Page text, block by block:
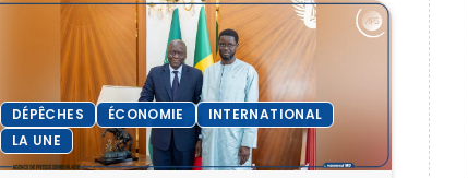
DÉPÊCHES ÉCONOMIE
INTERNATIONAL
LA UNE